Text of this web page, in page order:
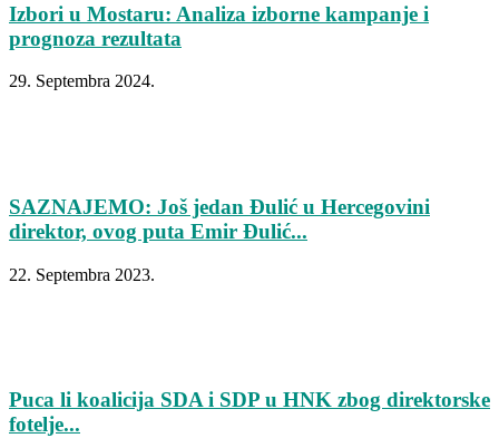
Izbori u Mostaru: Analiza izborne kampanje i
prognoza rezultata
29. Septembra 2024.
SAZNAJEMO: Još jedan Đulić u Hercegovini
direktor, ovog puta Emir Đulić...
22. Septembra 2023.
Puca li koalicija SDA i SDP u HNK zbog direktorske
fotelje...